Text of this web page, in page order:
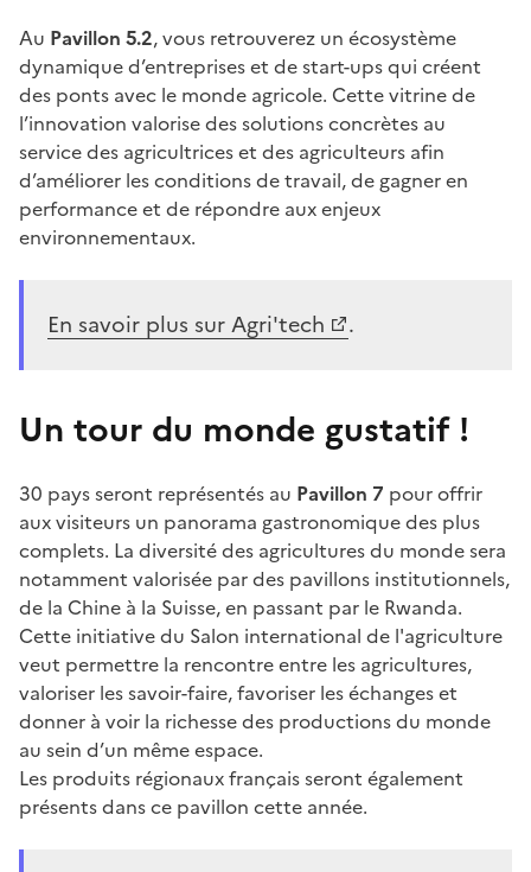
Au Pavillon 5.2, vous retrouverez un écosystème
dynamique d’entreprises et de start-ups qui créent
des ponts avec le monde agricole. Cette vitrine de
l’innovation valorise des solutions concrètes au
service des agricultrices et des agriculteurs afin
d’améliorer les conditions de travail, de gagner en
performance et de répondre aux enjeux
environnementaux.
En savoir plus sur Agri'tech .
Un tour du monde gustatif !
30 pays seront représentés au Pavillon 7 pour offrir
aux visiteurs un panorama gastronomique des plus
complets. La diversité des agricultures du monde sera
notamment valorisée par des pavillons institutionnels,
de la Chine à la Suisse, en passant par le Rwanda.
Cette initiative du Salon international de l'agriculture
veut permettre la rencontre entre les agricultures,
valoriser les savoir-faire, favoriser les échanges et
donner à voir la richesse des productions du monde
au sein d’un même espace.
Les produits régionaux français seront également
présents dans ce pavillon cette année.